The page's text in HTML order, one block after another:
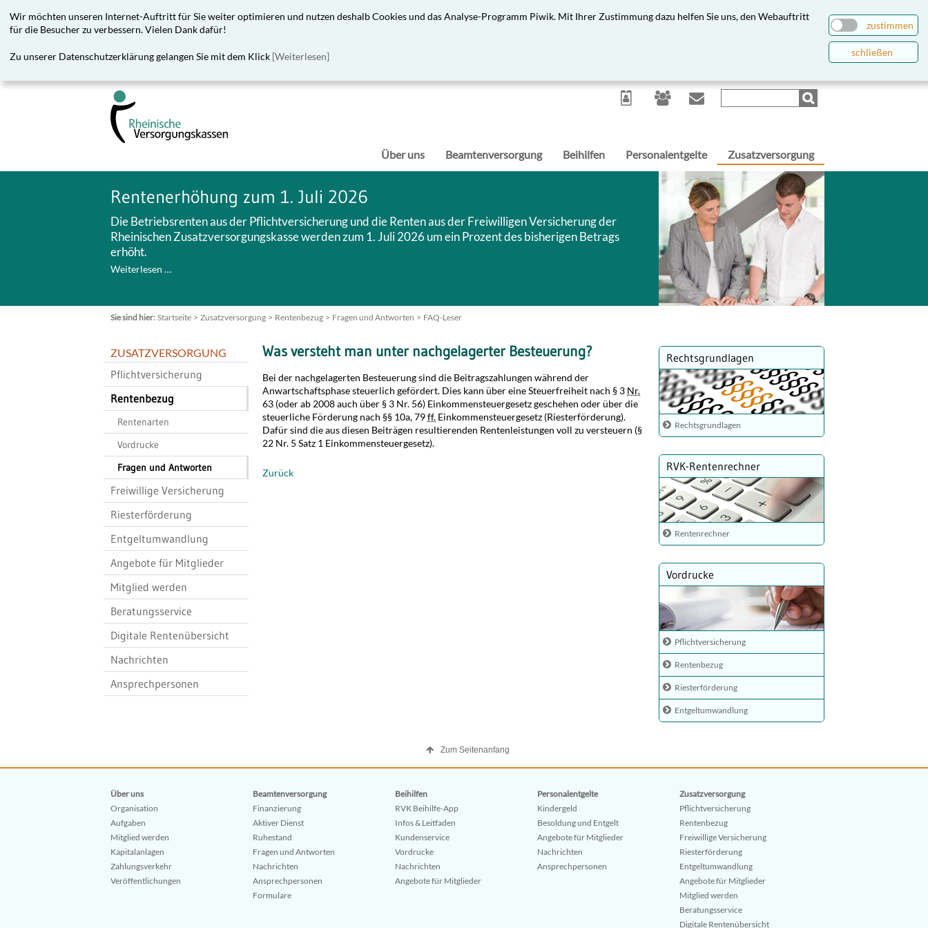
Wir möchten unseren Internet-Auftritt für Sie weiter optimieren und nutzen deshalb Cookies und das Analyse-Programm Piwik. Mit Ihrer Zustimmung dazu helfen Sie uns, den Webauftritt
für die Besucher zu verbessern. Vielen Dank dafür!
zustimmen
Zu unserer Datenschutzerklärung gelangen Sie mit dem Klick [Weiterlesen] schließen
Über uns Beamtenversorgung Beihilfen Personalentgelte Zusatzversorgung
Rentenerhöhung zum 1. Juli 2026
Die Betriebsrenten aus der Pflichtversicherung und die Renten aus der Freiwilligen Versicherung der
Rheinischen Zusatzversorgungskasse werden zum 1. Juli 2026 um ein Prozent des bisherigen Betrags
erhöht.
Weiterlesen …
Startseite Zusatzversorgung Rentenbezug Fragen und Antworten FAQ-Leser
Was versteht man unter nachgelagerter Besteuerung?
Bei der nachgelagerten Besteuerung sind die Beitragszahlungen während der
Anwartschaftsphase steuerlich gefördert. Dies kann über eine Steuerfreiheit nach § 3 Nr.
63 (oder ab 2008 auch über § 3 Nr. 56) Einkommensteuergesetz geschehen oder über die
steuerliche Förderung nach §§ 10a, 79ff. Einkommensteuergesetz (Riesterförderung).
Dafür sind die aus diesen Beiträgen resultierenden Rentenleistungen voll zu versteuern (§
22 Nr. 5 Satz 1 Einkommensteuergesetz).
Zurück
ZUSATZVERSORGUNG
Pflichtversicherung
Rentenbezug
Rentenarten
Vordrucke
Fragen und Antworten
Freiwillige Versicherung
Riesterförderung
Entgeltumwandlung
Angebote für Mitglieder
Mitglied werden
Beratungsservice
Digitale Rentenübersicht
Nachrichten
Ansprechpersonen
Rechtsgrundlagen
Rechtsgrundlagen
RVK-Rentenrechner
Rentenrechner
Vordrucke
Pflichtversicherung
Rentenbezug
Riesterförderung
Entgeltumwandlung
Zum Seitenanfang
Über uns
Organisation
Aufgaben
Mitglied werden
Kapitalanlagen
Zahlungsverkehr
Veröffentlichungen
Beamtenversorgung
Finanzierung
Aktiver Dienst
Ruhestand
Fragen und Antworten
Nachrichten
Ansprechpersonen
Formulare
Beihilfen
RVK Beihilfe-App
Infos & Leitfaden
Kundenservice
Vordrucke
Nachrichten
Angebote für Mitglieder
Personalentgelte
Kindergeld
Besoldung und Entgelt
Angebote für Mitglieder
Nachrichten
Ansprechpersonen
Zusatzversorgung
Pflichtversicherung
Rentenbezug
Freiwillige Versicherung
Riesterförderung
Entgeltumwandlung
Angebote für Mitglieder
Mitglied werden
Beratungsservice
Digitale Rentenübersicht